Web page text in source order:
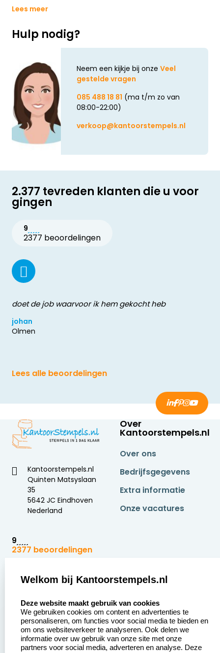
Lees meer
Hulp nodig?
Neem een kijkje bij onze Veel
gestelde vragen
085 488 18 81 (ma t/m zo van
08:00-22:00)
verkoop@kantoorstempels.nl
2.377 tevreden klanten die u voor
gingen
9
2377 beoordelingen
doet de job waarvoor ik hem gekocht heb
johan
Olmen
Lees alle beoordelingen
Kantoorstempels.nl
Quinten Matsyslaan
35
5642 JC Eindhoven
Nederland
9
2377 beoordelingen
Over
Kantoorstempels.nl
Over ons
Bedrijfsgegevens
Extra informatie
Onze vacatures
Zakelijk:
Aanvraag op maat
Betaling &
Verzending
Wederverkoper
Klantenservice:
Contact opnemen
Veel gestelde vragen
Retourneren
Welkom bij Kantoorstempels.nl
Deze website maakt gebruik van cookies
We gebruiken cookies om content en advertenties te
personaliseren, om functies voor social media te bieden en
om ons websiteverkeer te analyseren. Ook delen we
informatie over uw gebruik van onze site met onze
partners voor social media, adverteren en analyse. Deze